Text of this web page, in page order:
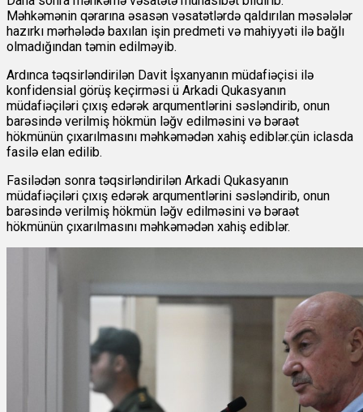
Məhkəmənin qərarına əsasən vəsatətlərdə qaldırılan məsələlər
hazırkı mərhələdə baxılan işin predmeti və mahiyyəti ilə bağlı
olmadığından təmin edilməyib.
Ardınca təqsirləndirilən Davit İşxanyanın müdafiəçisi ilə
konfidensial görüş keçirməsi ü Arkadi Qukasyanın
müdafiəçiləri çıxış edərək arqumentlərini səsləndirib, onun
barəsində verilmiş hökmün ləğv edilməsini və bəraət
hökmünün çıxarılmasını məhkəmədən xahiş ediblər.çün iclasda
fasilə elan edilib.
Fasilədən sonra təqsirləndirilən Arkadi Qukasyanın
müdafiəçiləri çıxış edərək arqumentlərini səsləndirib, onun
barəsində verilmiş hökmün ləğv edilməsini və bəraət
hökmünün çıxarılmasını məhkəmədən xahiş ediblər.